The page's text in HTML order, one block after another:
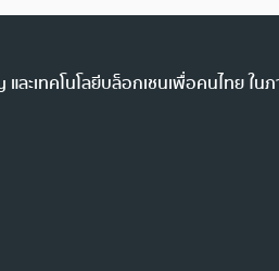
ะเทคโนโลยีบล็อกเชนเพื่อคนไทย ใ